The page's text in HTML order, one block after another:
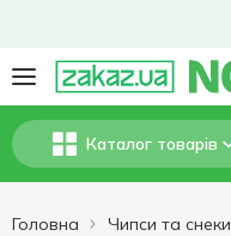
Каталог товарів
Головна Чипси та снеки